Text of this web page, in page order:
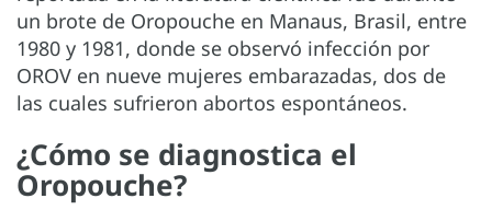
un brote de Oropouche en Manaus, Brasil, entre
1980 y 1981, donde se observó infección por
OROV en nueve mujeres embarazadas, dos de
las cuales sufrieron abortos espontáneos.
¿Cómo se diagnostica el
Oropouche?